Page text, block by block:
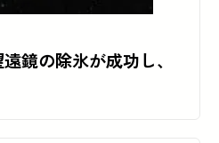
鏡の除氷が成功し、